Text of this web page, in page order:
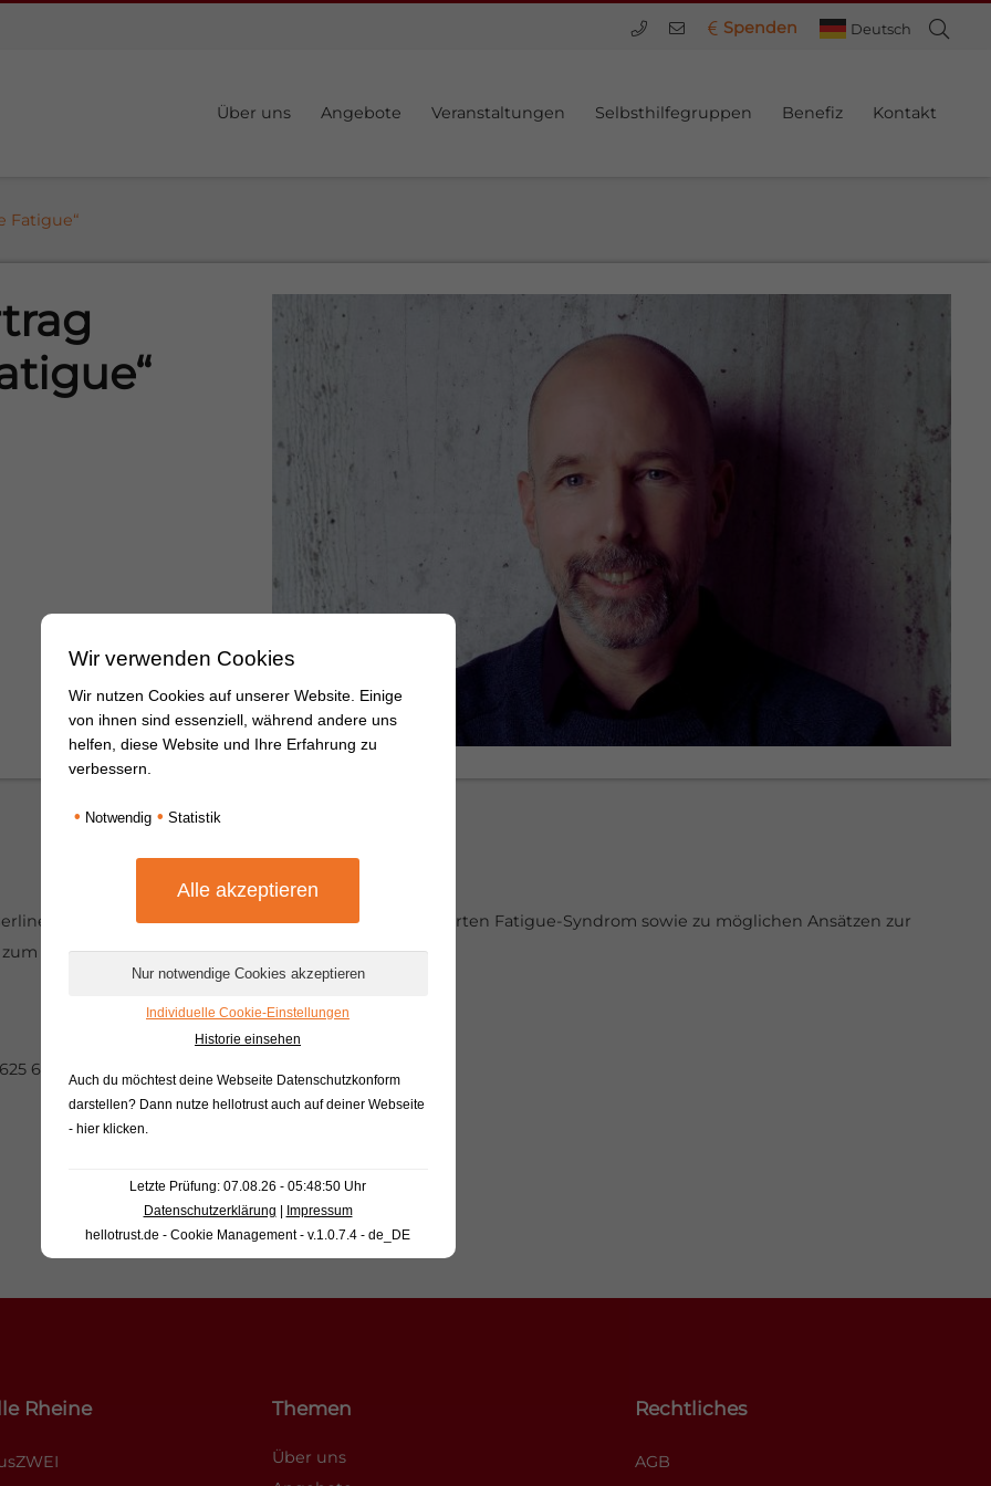
Spenden Deutsch
Über uns Angebote Veranstaltungen Selbsthilfegruppen Benefiz Kontakt
Fatigue“
Krebsgesellschaft) informiert zum tumor-assoziierten Fatigue-Syndrom sowie zu möglichen Ansätzen zur
Umgang mit den Einschränkungen.
620 10 oder per
Rheine Themen
Über uns
Rechtliches
AGB
Wir verwenden Cookies
Wir nutzen Cookies auf unserer Website. Einige
von ihnen sind essenziell, während andere uns
helfen, diese Website und Ihre Erfahrung zu
verbessern.
• Notwendig • Statistik
Individuelle Cookie-Einstellungen
Historie einsehen
Auch du möchtest deine Webseite Datenschutzkonform
darstellen? Dann nutze hellotrust auch auf deiner Webseite
- hier klicken.
Letzte Prüfung: 07.08.26 - 05:48:50 Uhr
Datenschutzerklärung
Impressum
hellotrust.de - Cookie Management - v.1.0.7.4 - de_DE